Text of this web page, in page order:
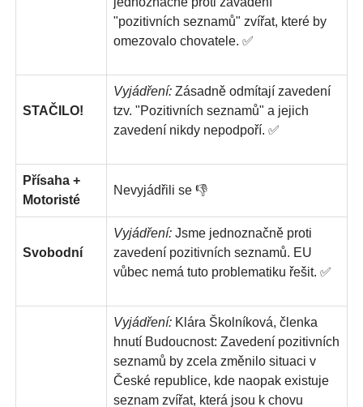
"pozitivních seznamů" zvířat, které by
omezovalo chovatele. ✅
STAČILO!
Vyjádření:Zásadně odmítají zavedení
tzv. "Pozitivních seznamů" a jejich
zavedení nikdy nepodpoří. ✅
Přísaha +
Motoristé
Nevyjádřili se 👎
Svobodní
Vyjádření:Jsme jednoznačně proti
zavedení pozitivních seznamů. EU
vůbec nemá tuto problematiku řešit. ✅
Vyjádření:Klára Školníková, členka
hnutí Budoucnost: Zavedení pozitivních
seznamů by zcela změnilo situaci v
České republice, kde naopak existuje
seznam zvířat, která jsou k chovu